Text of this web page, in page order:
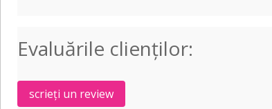
Evaluările clienţilor:
scrieți un review